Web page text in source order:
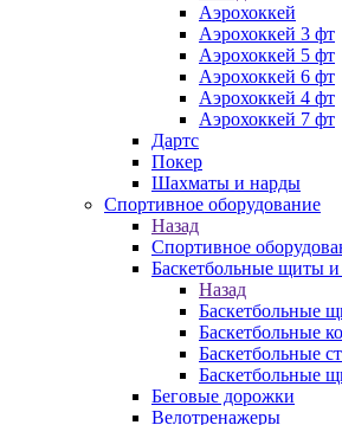
Аэрохоккей
Аэрохоккей 3 фт
Аэрохоккей 5 фт
Аэрохоккей 6 фт
Аэрохоккей 4 фт
Аэрохоккей 7 фт
Дартс
Покер
Шахматы и нарды
Спортивное оборудование
Назад
Спортивное
Баскетбольные щиты и
Назад
Баскетбольные
Баскетбольные
Баскетбольные
Баскетбольные
Беговые дорожки
Велотренажеры